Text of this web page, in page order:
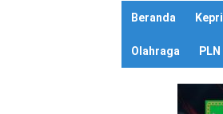
Beranda Kepri
Olahraga PLN